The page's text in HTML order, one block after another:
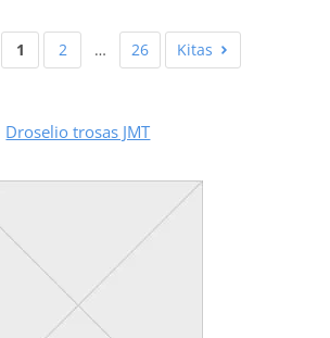
1 2 … 26 Kitas
Droselio trosas JMT